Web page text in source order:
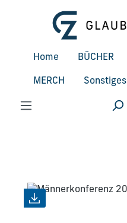
Zum Hauptinhalt springen
Home BÜCHER
MERCH Sonstiges